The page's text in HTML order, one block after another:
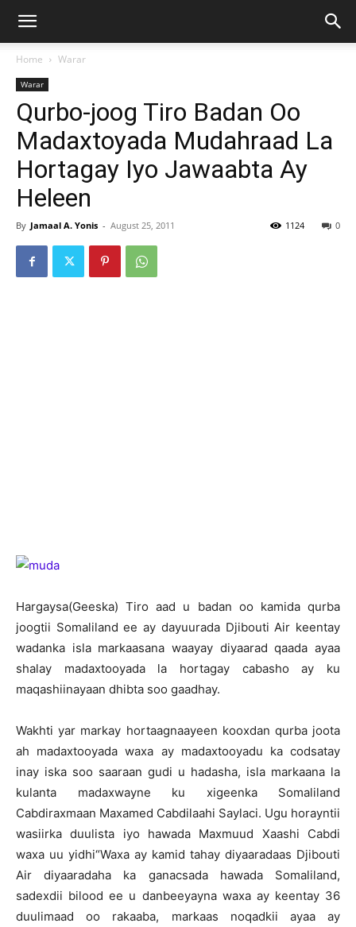
Home Warar
Warar
Qurbo-joog Tiro Badan Oo
Madaxtoyada Mudahraad La
Hortagay Iyo Jawaabta Ay
Heleen
By Jamaal A. Yonis - August 25, 2011 0
1124
Hargaysa(Geeska) Tiro aad u badan oo kamida qurba
joogtii Somaliland ee ay dayuurada Djibouti Air keentay
wadanka isla markaasana waayay diyaarad qaada ayaa
shalay madaxtooyada la hortagay cabasho ay ku
maqashiinayaan dhibta soo gaadhay.
Wakhti yar markay hortaagnaayeen kooxdan qurba joota
ah madaxtooyada waxa ay madaxtooyadu ka codsatay
inay iska soo saaraan gudi u hadasha, isla markaana la
kulanta madaxwayne ku xigeenka Somaliland
Cabdiraxmaan Maxamed Cabdilaahi Saylaci. Ugu horayntii
wasiirka duulista iyo hawada Maxmuud Xaashi Cabdi
waxa uu yidhi“Waxa ay kamid tahay diyaaradaas Djibouti
Air diyaaradaha ka ganacsada hawada Somaliland,
sadexdii bilood ee u danbeeyayna waxa ay keentay 36
duulimaad oo rakaaba, markaas noqadkii ayaa ay